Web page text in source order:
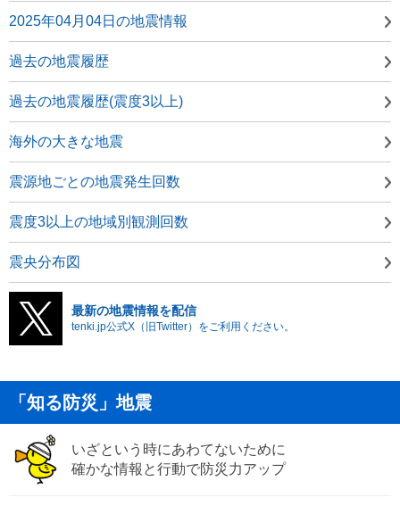
2025年04月04日の地震情報
過去の地震履歴
過去の地震履歴(震度3以上)
海外の大きな地震
震源地ごとの地震発生回数
震度3以上の地域別観測回数
震央分布図
最新の地震情報を配信
tenki.jp公式X（旧Twitter）をご利用ください。
「知る防災」地震
いざという時にあわてないために
確かな情報と行動で防災力アップ